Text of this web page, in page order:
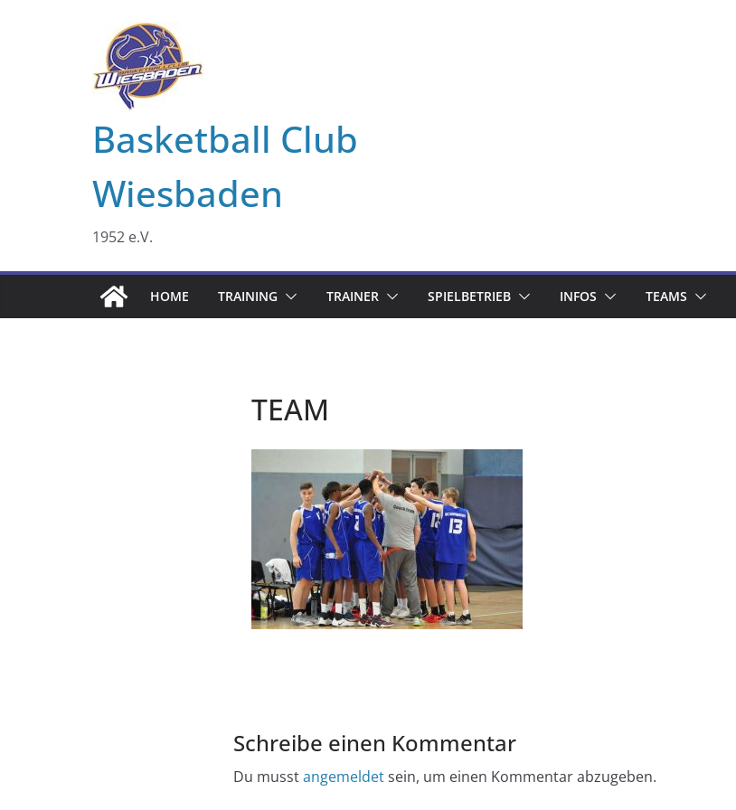
Basketball Club
Wiesbaden
1952 e.V.
HOME TRAINING TRAINER SPIELBETRIEB INFOS TEAMS
TEAM
Schreibe einen Kommentar
Du musstangemeldetsein, um einen Kommentar abzugeben.